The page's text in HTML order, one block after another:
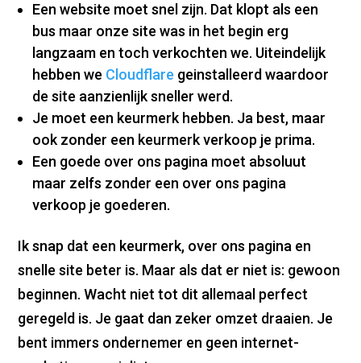
Een website moet snel zijn. Dat klopt als een
bus maar onze site was in het begin erg
langzaam en toch verkochten we. Uiteindelijk
hebben we Cloudflare geinstalleerd waardoor
de site aanzienlijk sneller werd.
Je moet een keurmerk hebben. Ja best, maar
ook zonder een keurmerk verkoop je prima.
Een goede over ons pagina moet absoluut
maar zelfs zonder een over ons pagina
verkoop je goederen.
Ik snap dat een keurmerk, over ons pagina en
snelle site beter is. Maar als dat er niet is: gewoon
beginnen. Wacht niet tot dit allemaal perfect
geregeld is. Je gaat dan zeker omzet draaien. Je
bent immers ondernemer en geen internet-